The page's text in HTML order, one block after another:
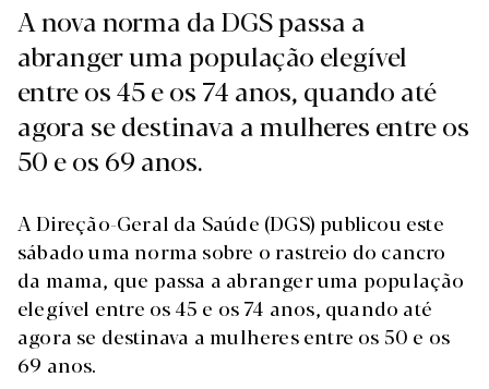
A nova norma da DGS passa a
abranger uma população elegível
entre os 45 e os 74 anos, quando até
agora se destinava a mulheres entre os
50 e os 69 anos.
A Direção-Geral da Saúde (DGS) publicou este
sábado uma norma sobre o rastreio do cancro
da mama, que passa a abranger uma população
elegível entre os 45 e os 74 anos, quando até
agora se destinava a mulheres entre os 50 e os
69 anos.